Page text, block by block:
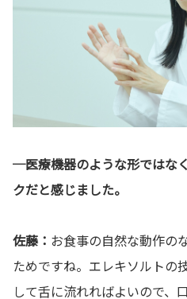
─医療機器のような形ではな
クだと感じました。
佐藤： お食事の自然な動作の
ためですね。エレキソルトの
して舌に流れればよいので、